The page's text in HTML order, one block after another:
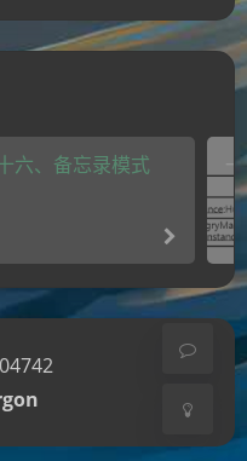
Serif
浅阴影 深阴影
日落
o)
六、备忘录模式